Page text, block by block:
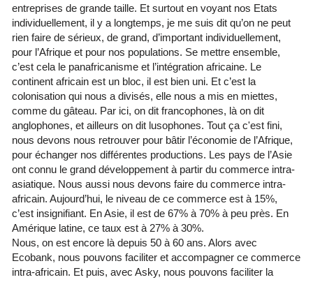
entreprises de grande taille. Et surtout en voyant nos Etats
individuellement, il y a longtemps, je me suis dit qu’on ne peut
rien faire de sérieux, de grand, d’important individuellement,
pour l’Afrique et pour nos populations. Se mettre ensemble,
c’est cela le panafricanisme et l’intégration africaine. Le
continent africain est un bloc, il est bien uni. Et c’est la
colonisation qui nous a divisés, elle nous a mis en miettes,
comme du gâteau. Par ici, on dit francophones, là on dit
anglophones, et ailleurs on dit lusophones. Tout ça c'est fini,
nous devons nous retrouver pour bâtir l’économie de l’Afrique,
pour échanger nos différentes productions. Les pays de l’Asie
ont connu le grand développement à partir du commerce intra-
asiatique. Nous aussi nous devons faire du commerce intra-
africain. Aujourd’hui, le niveau de ce commerce est à 15%,
c’est insignifiant. En Asie, il est de 67% à 70% à peu près. En
Amérique latine, ce taux est à 27% à 30%.
Nous, on est encore là depuis 50 à 60 ans. Alors avec
Ecobank, nous pouvons faciliter et accompagner ce commerce
intra-africain. Et puis, avec Asky, nous pouvons faciliter la